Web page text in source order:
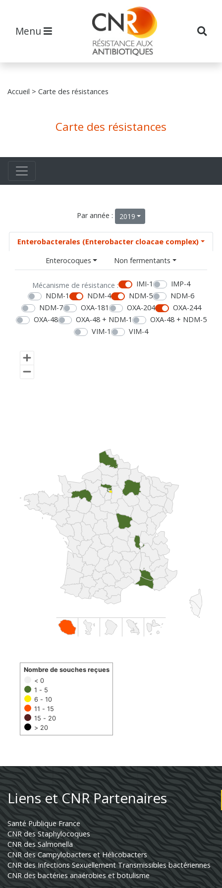
Menu
Accueil > Carte des résistances
Carte des résistances
Par année : 2019
Enterobacterales (Enterobacter cloacae complex)
Enterocoques
Non fermentants
Mécanisme de résistance : IMI-1
IMP-4
NDM-1
NDM-4 NDM-5
NDM-6
NDM-7
OXA-181 OXA-204
OXA-244
OXA-48
OXA-48 + NDM-1
OXA-48 + NDM-5
VIM-1
VIM-4
< 0
1 - 5
6 - 10
11 - 15
15 - 20
> 20
Nombre de souches reçues
Liens et CNR Partenaires
Santé Publique France
CNR des Staphylocoques
CNR des Salmonella
CNR des Campylobacters et Hélicobacters
CNR des Infections Sexuellement Transmissibles bactériennes
CNR des bactéries anaérobies et botulisme